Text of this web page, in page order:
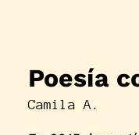
Poesía
Camila A.